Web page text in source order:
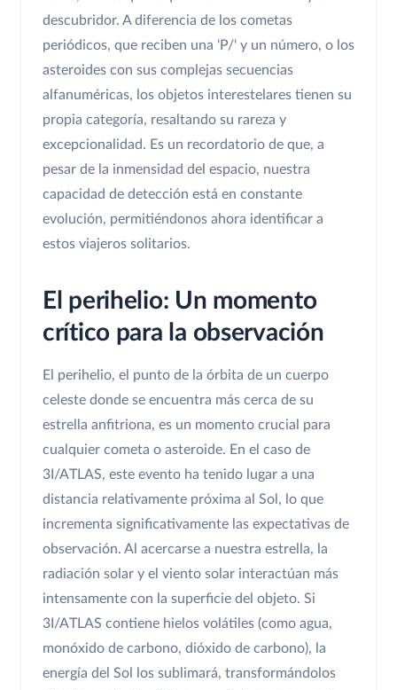
descubridor. A diferencia de los cometas
periódicos, que reciben una 'P/' y un número, o los
asteroides con sus complejas secuencias
alfanuméricas, los objetos interestelares tienen su
propia categoría, resaltando su rareza y
excepcionalidad. Es un recordatorio de que, a
pesar de la inmensidad del espacio, nuestra
capacidad de detección está en constante
evolución, permitiéndonos ahora identificar a
estos viajeros solitarios.
El perihelio: Un momento
crítico para la observación
El perihelio, el punto de la órbita de un cuerpo
celeste donde se encuentra más cerca de su
estrella anfitriona, es un momento crucial para
cualquier cometa o asteroide. En el caso de
3I/ATLAS, este evento ha tenido lugar a una
distancia relativamente próxima al Sol, lo que
incrementa significativamente las expectativas de
observación. Al acercarse a nuestra estrella, la
radiación solar y el viento solar interactúan más
intensamente con la superficie del objeto. Si
3I/ATLAS contiene hielos volátiles (como agua,
monóxido de carbono, dióxido de carbono), la
energía del Sol los sublimará, transformándolos